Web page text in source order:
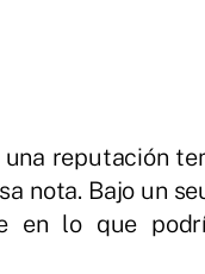
reputación
nota. Bajo un
en lo que